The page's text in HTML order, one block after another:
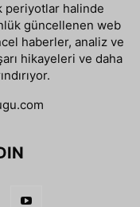
periyotlar halinde
güncellenen web
haberler, analiz ve
hikayeleri ve daha